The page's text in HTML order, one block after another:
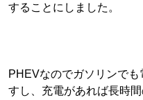
することにしました。
PHEVなのでガソリンで
すし、充電があれば長時